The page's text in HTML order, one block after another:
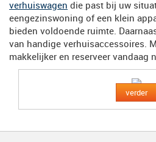
verhuiswagen die past bij uw
eengezinswoning of een klein
bieden voldoende ruimte.
van handige verhuisaccessoires.
makkelijker en reserveer vandaag
verder